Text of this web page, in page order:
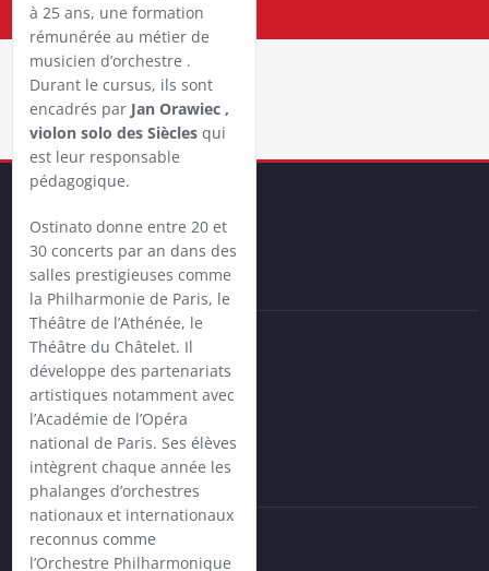
à 25 ans, une formation
rémunérée au métier de
musicien d’orchestre .
Durant le cursus, ils sont
encadrés par Jan Orawiec ,
violon solo des Sièclesqui
est leur responsable
pédagogique.
Ostinato donne entre 20 et
30 concerts par an dans des
salles prestigieuses comme
la Philharmonie de Paris, le
Théâtre de l’Athénée, le
Théâtre du Châtelet. Il
développe des partenariats
artistiques notamment avec
l’Académie de l’Opéra
national de Paris. Ses élèves
intègrent chaque année les
phalanges d’orchestres
nationaux et internationaux
reconnus comme
l’Orchestre Philharmonique
iens utiles
Mentions légales
Contactez-nous
oordonnées
Orchestre Ostinato